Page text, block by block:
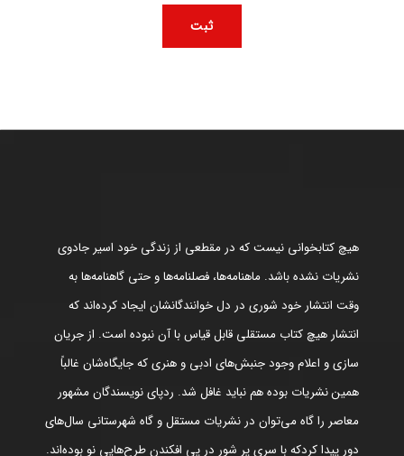
هیچ کتابخوانی نیست که در مقطعی از زندگی خود اسیر جادوی
نشریات نشده باشد. ماهنامه‌ها، فصلنامه‌ها و حتی گاهنامه‌ها به
وقت انتشار خود شوری در دل خوانندگانشان ایجاد کرده‌اند که
انتشار هیچ کتاب مستقلی قابل قیاس با آن نبوده است. از جریان
سازی و اعلام وجود جنبش‌های ادبی و هنری که جایگاه‌شان غالباً
همین نشریات بوده هم نباید غافل شد. ردپای نویسندگان مشهور
معاصر را گاه می‌توان در نشریات مستقل و گاه شهرستانی سال‌های
دور پیدا کردکه با سری پر شور در پی افکندن طرح‌هایی نو بوده‌اند.